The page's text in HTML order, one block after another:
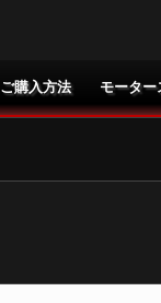
ご購入方法 モーター